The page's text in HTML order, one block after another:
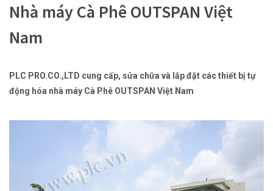
Nhà máy Cà Phê OUTSPAN Việt
Nam
PLC PRO.CO.,LTD cung cấp, sửa chữa và lắp đặt các thiết bị tự
động hóa nhà máy Cà Phê OUTSPAN Việt Nam